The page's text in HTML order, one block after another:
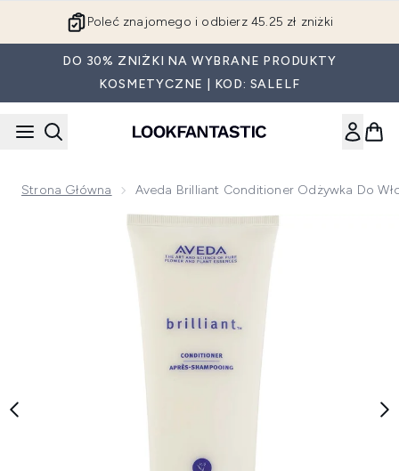
Poleć znajomego i odbierz 45.25 zł zniżki
DO 30% ZNIŻKI NA WYBRANE PRODUKTY
KOSMETYCZNE | KOD: SALELF
Strona Główna Aveda Brilliant Conditioner Odżywka Do
Now showing image 1 Aveda Brilliant Conditioner odżywka